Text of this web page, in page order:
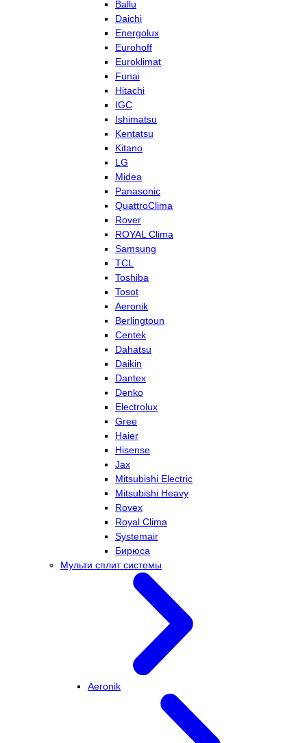
Ballu
Daichi
Energolux
Eurohoff
Euroklimat
Funai
Hitachi
IGC
Ishimatsu
Kentatsu
Kitano
LG
Midea
Panasonic
QuattroClima
Rover
ROYAL Clima
Samsung
TCL
Toshiba
Tosot
Aeronik
Berlingtoun
Centek
Dahatsu
Daikin
Dantex
Denko
Electrolux
Gree
Haier
Hisense
Jax
Mitsubishi Electric
Mitsubishi Heavy
Rovex
Royal Clima
Systemair
Бирюса
Мульти сплит системы
Aeronik